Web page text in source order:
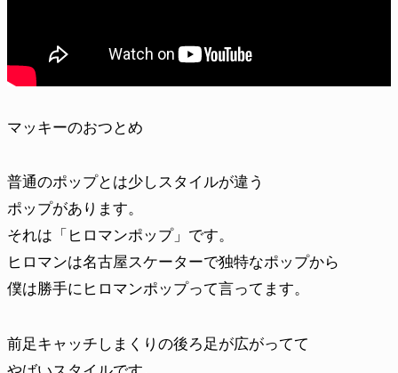
マッキーのおつとめ
普通のポップとは少しスタイルが違う
ポップがあります。
それは「ヒロマンポップ」です。
ヒロマンは名古屋スケーターで独特なポップから
僕は勝手にヒロマンポップって言ってます。
前足キャッチしまくりの後ろ足が広がってて